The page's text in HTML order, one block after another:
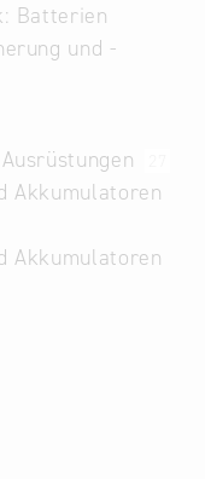
Batterien
und -
Akkumulatoren
Akkumulatoren